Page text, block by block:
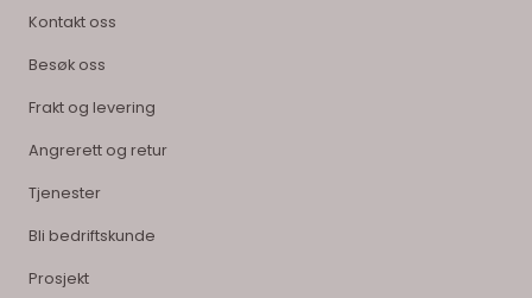
Kontakt oss
Besøk oss
Frakt og levering
Angrerett og retur
Tjenester
Bli bedriftskunde
Prosjekt